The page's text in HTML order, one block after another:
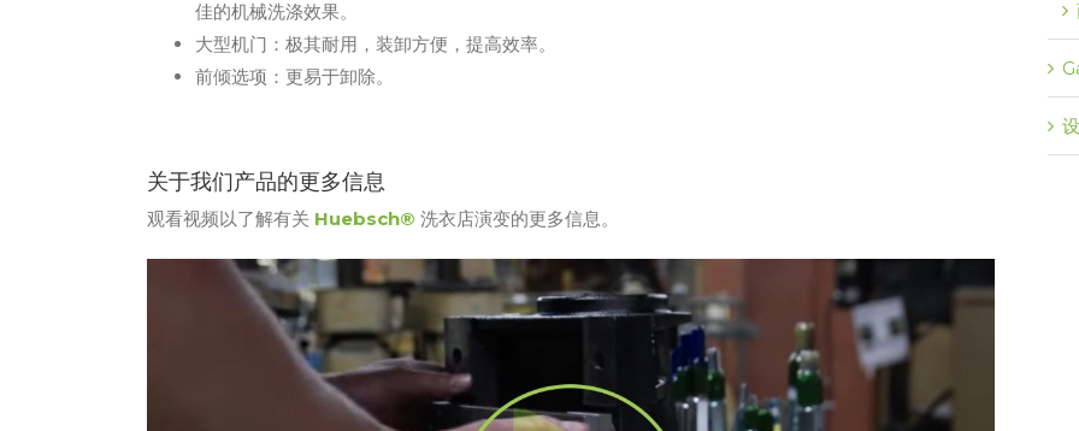
佳的机械洗涤效果。
大型机门：极其耐用，装卸方便，提高效率。
前倾选项：更易于卸除。
关于我们产品的更多信息
观看视频以了解有关 Huebsch® 洗衣店演变的更多信息。